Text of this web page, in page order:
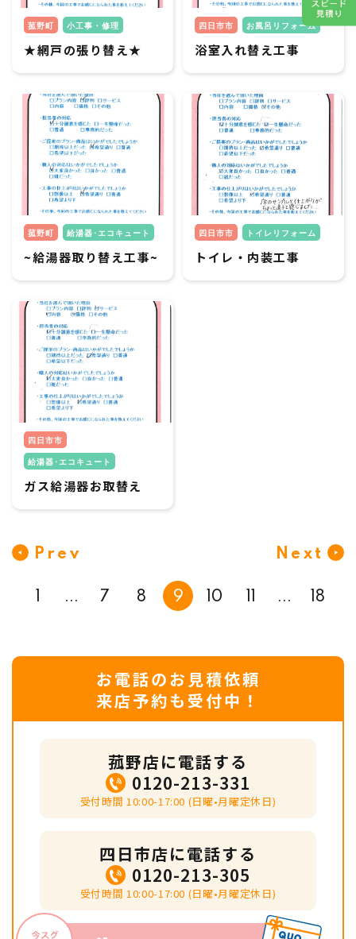
菰野町 小工事・修理
★網戸の張り替え★
四日市市 お風呂リフォーム
浴室入れ替え工事
菰野町 給湯器･エコキュート
~給湯器取り替え工事~
四日市市 トイレリフォーム
トイレ・内装工事
四日市市
給湯器･エコキュート
ガス給湯器お取替え
Prev
... 7 8 9 10 ...
Next
18
お電話のお見積依頼
来店予約も受付中！
菰野店に電話する
0120-213-331
受付時間 10:00-17:00 (日曜•月曜定休日)
四日市店に電話する
0120-213-305
受付時間 10:00-17:00 (日曜•月曜定休日)